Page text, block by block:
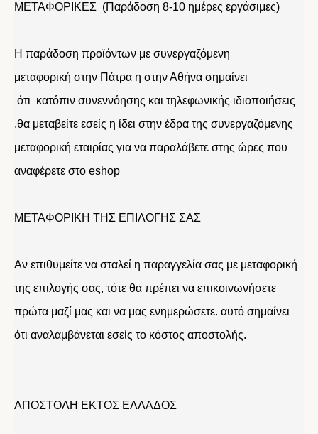
ΜΕΤΑΦΟΡΙΚΕΣ (Παράδοση 8-10 ημέρες εργάσιμες)
Η παράδοση προϊόντων με συνεργαζόμενη
μεταφορική στην Πάτρα η στην Αθήνα σημαίνει
ότι κατόπιν συνεννόησης και τηλεφωνικής ιδιοποιήσεις
,θα μεταβείτε εσείς η ίδει στην έδρα της συνεργαζόμενης
μεταφορική εταιρίας για να παραλάβετε στης ώρες που
αναφέρετε στο eshop
ΜΕΤΑΦΟΡΙΚΗ ΤΗΣ ΕΠΙΛΟΓΗΣ ΣΑΣ
Αν επιθυμείτε να σταλεί η παραγγελία σας με μεταφορική
της επιλογής σας, τότε θα πρέπει να επικοινωνήσετε
πρώτα μαζί μας και να μας ενημερώσετε. αυτό σημαίνει
ότι αναλαμβάνεται εσείς το κόστος αποστολής.
ΑΠΟΣΤΟΛΗ ΕΚΤΟΣ ΕΛΛΑΔΟΣ